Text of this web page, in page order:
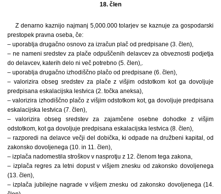
18. člen
Z denarno kaznijo najmanj 5,000.000 tolarjev se kaznuje za gospodarski
prestopek pravna oseba, če:
– uporablja drugačno osnovo za izračun plač od predpisane (3. člen),
– ne nameni sredstev za plače odpuščenih delavcev za obveznosti podjetja
do delavcev, katerih delo ni več potrebno (5. člen),.
– uporablja drugačno izhodiščno plačo od predpisane (6. člen),
– valorizira obseg sredstev za plače z višjim odstotkom kot ga dovoljuje
predpisana eskalacijska lestvica (2. točka aneksa),
– valorizira izhodiščno plačo z višjim odstotkom kot, ga dovoljuje predpisana
eskalacijska lestvica (7. člen),
– valorizira obseg sredstev za zajamčene osebne dohodke z višjim
odstotkom, kot ga dovoljuje predpisana eskalacijska lestvica (8. člen),
– razporedi na delavce večji del dobička, ki odpade na družbeni kapital, od
zakonsko dovoljenega (10. in 11. člen),
– izplača nadomestila stroškov v nasprotju z 12. členom tega zakona,
– izplača regres za letni dopust v višjem znesku od zakonsko dovoljenega
(13. člen),
– izplača jubilejne nagrade v višjem znesku od zakonsko dovoljenega (14.